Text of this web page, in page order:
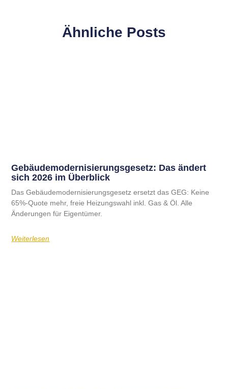
Ähnliche Posts
Gebäudemodernisierungsgesetz: Das ändert
sich 2026 im Überblick
Das Gebäudemodernisierungsgesetz ersetzt das GEG: Keine
65%-Quote mehr, freie Heizungswahl inkl. Gas & Öl. Alle
Änderungen für Eigentümer.
Weiterlesen